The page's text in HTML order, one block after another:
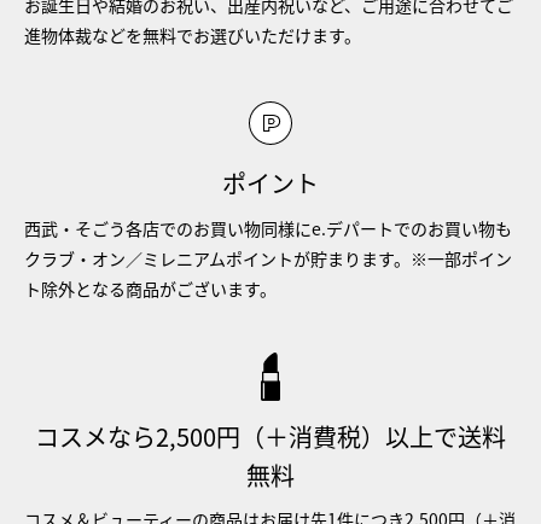
進物体裁などを無料でお選びいただけます。
ポイント
西武・そごう各店でのお買い物同様にe.デパートでのお買い物も
クラブ・オン／ミレニアムポイントが貯まります。※一部ポイン
ト除外となる商品がございます。
コスメなら2,500円（＋消費税）以上で送料
無料